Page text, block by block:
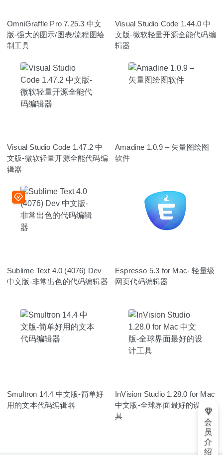
OmniGraffle Pro 7.25.3 中文
版-强大的图示/图表/流程图绘
制工具
Visual Studio Code 1.44.0 中
文版-微软轻量开源全能代码编
辑器
Visual Studio Code 1.47.2 中
文版-微软轻量开源全能代码编
辑器
Amadine 1.0.9 – 矢量图绘图
软件
Sublime Text 4.0 (4076) Dev
中文版-非常出色的代码编辑器
Espresso 5.3 for Mac- 轻量级
网页代码编辑器
Smultron 14.4 中文版-简单好
用的文本代码编辑器
InVision Studio 1.28.0 for Mac
中文版-全球界面最好的设计工
具
会
员
介
绍